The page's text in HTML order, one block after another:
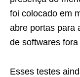
foi colocado em
abre portas para
de softwares
Esses testes